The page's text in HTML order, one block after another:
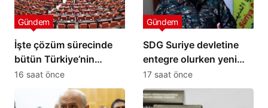
İşte çözüm sürecinde
bütün Türkiye’nin
beklediği tarihî kanun
teklifinin tam metni
Gündem
16 saat önce
SDG Suriye devletine
entegre olurken yeni
siyasi yapılanma
gündemde
Gündem
17 saat önce